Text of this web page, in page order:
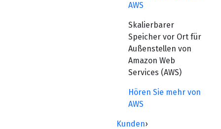
AWS
Skalierbarer
Speicher vor Ort für
Außenstellen von
Amazon Web
Services (AWS)
Hören Sie mehr von
AWS
Kunden›